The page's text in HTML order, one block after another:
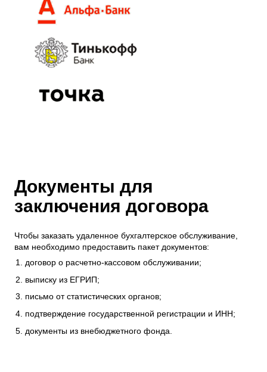
Документы для
заключения договора
Чтобы заказать удаленное бухгалтерское обслуживание,
вам необходимо предоставить пакет документов:
договор о расчетно-кассовом обслуживании;
выписку из ЕГРИП;
письмо от статистических органов;
подтверждение государственной регистрации и ИНН;
документы из внебюджетного фонда.